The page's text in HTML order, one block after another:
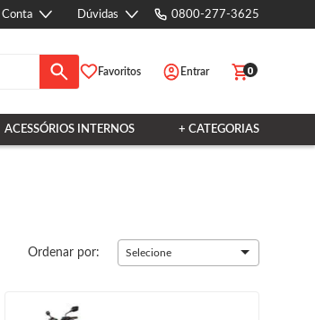
Conta Dúvidas 0800-277-3625
Favoritos Entrar 0
ACESSÓRIOS INTERNOS + CATEGORIAS
Ordenar por: Selecione